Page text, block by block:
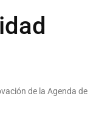
de la Agenda de